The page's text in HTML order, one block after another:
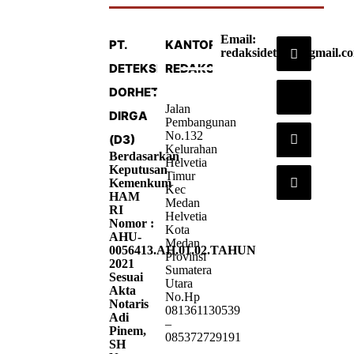
PT.
DETEKSI
DORHETA
DIRGA
(D3)
Berdasarkan
Keputusan
Kemenkum
HAM
RI
Nomor :
AHU-
0056413.AH.01.02.TAHUN
2021
Sesuai
Akta
Notaris
Adi
Pinem,
SH
KANTOR
REDAKSI
Jalan
Pembangunan
No.132
Kelurahan
Helvetia
Timur
Kec
Medan
Helvetia
Kota
Medan
Provinsi
Sumatera
Utara
No.Hp
081361130539
–
085372729191
Email: